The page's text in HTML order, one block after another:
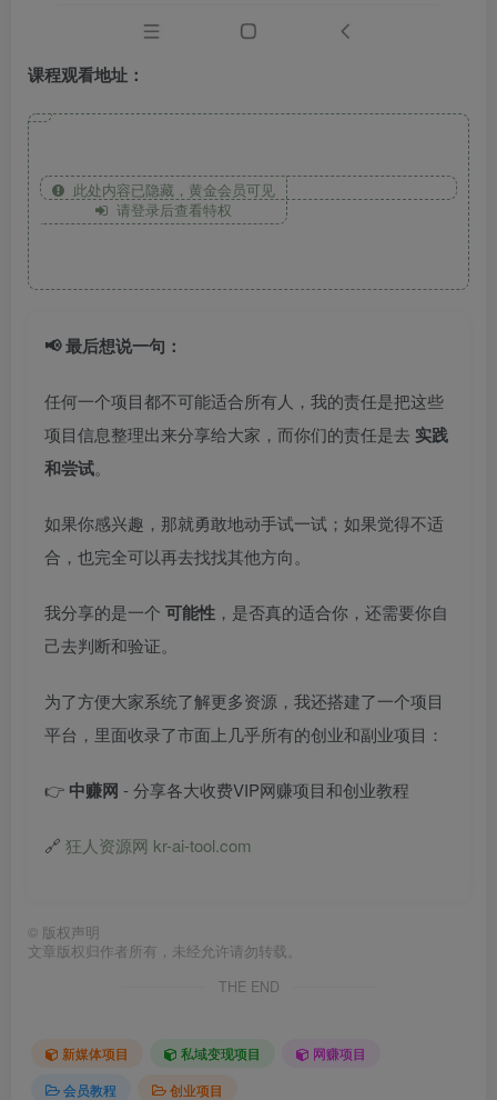
课程观看地址：
此处内容已隐藏，黄金会员可见
请登录后查看特权
📢 最后想说一句：
任何一个项目都不可能适合所有人，我的责任是把这些
项目信息整理出来分享给大家，而你们的责任是去 实践
和尝试。
如果你感兴趣，那就勇敢地动手试一试；如果觉得不适
合，也完全可以再去找找其他方向。
我分享的是一个 可能性 ，是否真的适合你，还需要你自
己去判断和验证。
为了方便大家系统了解更多资源，我还搭建了一个项目
平台，里面收录了市面上几乎所有的创业和副业项目：
👉 中赚网 - 分享各大收费VIP网赚项目和创业教程
🔗 狂人资源网 kr-ai-tool.com
© 版权声明
文章版权归作者所有，未经允许请勿转载。
THE END
新媒体项目 私域变现项目
网赚项目
会员教程
创业项目